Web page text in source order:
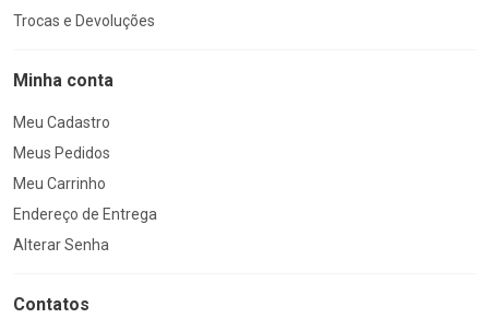
Trocas e Devoluções
Minha conta
Meu Cadastro
Meus Pedidos
Meu Carrinho
Endereço de Entrega
Alterar Senha
Contatos